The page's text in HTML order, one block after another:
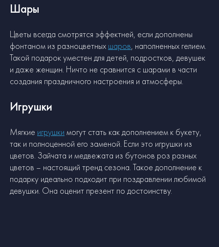
Шары
Цветы всегда смотрятся эффектней, если дополнены
фонтаном из разноцветных шаров, наполненных гелием.
Такой подарок уместен для детей, подростков, девушек
и даже женщин. Ничто не сравнится с шарами в части
создания праздничного настроения и атмосферы.
Игрушки
Мягкие игрушки могут стать как дополнением к букету,
так и полноценной его заменой. Если это игрушки из
цветов. Зайчата и медвежата из бутонов роз разных
цветов – настоящий тренд сезона. Такое дополнение к
подарку идеально подходит при поздравлении любимой
девушки. Она оценит презент по достоинству.